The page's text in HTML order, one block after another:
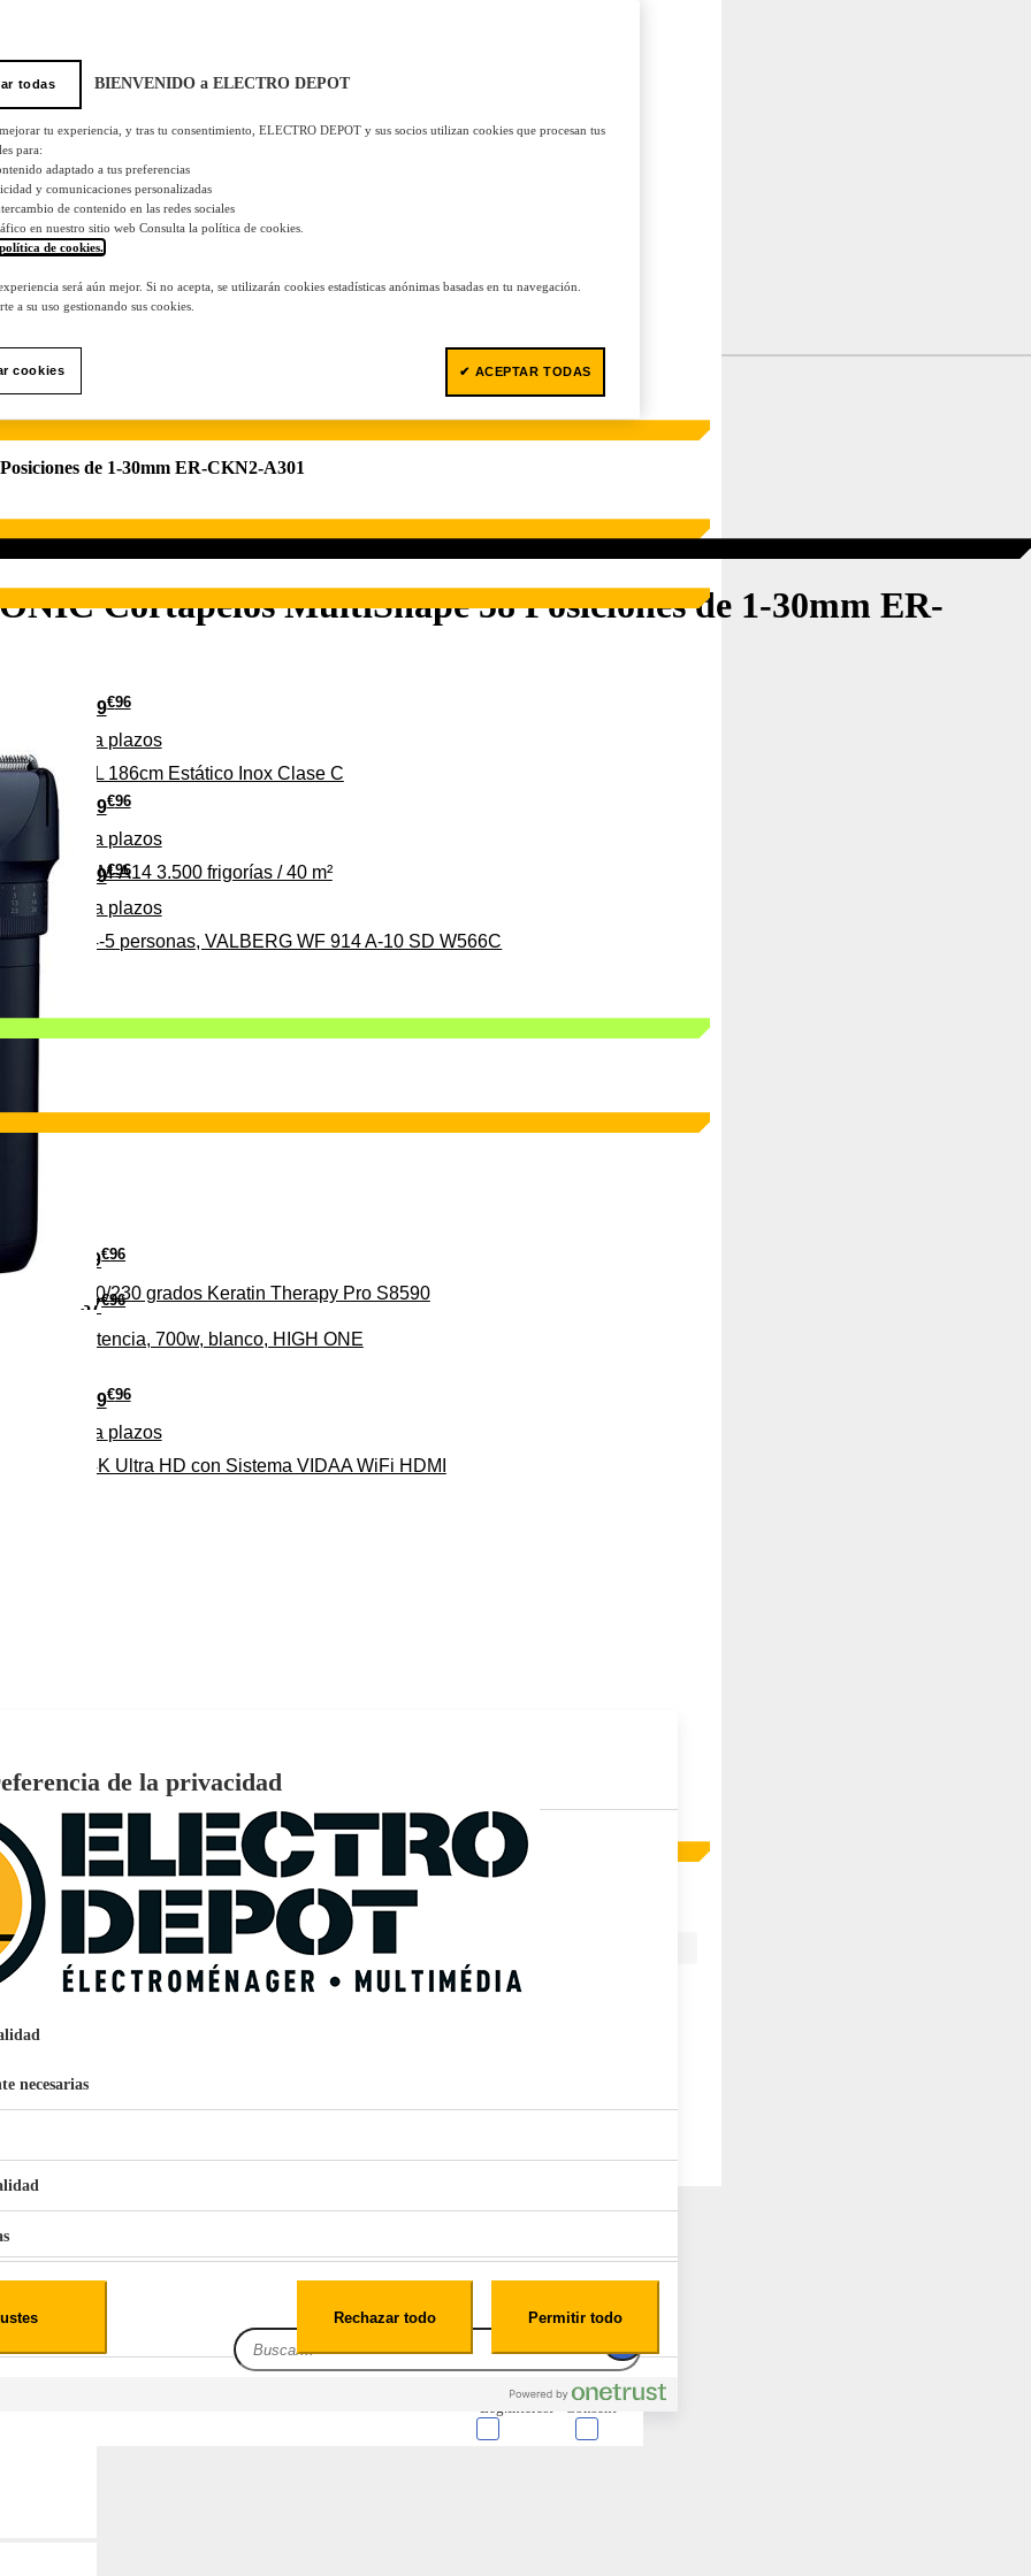
279€96
Pago a plazos
para 4-5 personas, VALBERG WF 914 A-10 SD W566C
349€96
Pago a plazos
315 C 315L 186cm Estático Inox Clase C
37€96
de potencia, 700w, blanco, HIGH ONE
369€96
Pago a plazos
CLIM-A14 3.500 frigorías / 40 m²
1,1L Limpia Sofás Alfombras Coche SP3
29€96
160/230 grados Keratin Therapy Pro S8590
279€96
Pago a plazos
EL 4K Ultra HD con Sistema VIDAA WiFi HDMI
159€ 96
Pago aplazos
EcoTank EPSON ET-2861
de 1-30mm ER-CKN2-A301
Cortapelos MultiShape 58 Posiciones de 1-30mm ER-
todas BIENVENIDO a ELECTRO DEPOT
tu experiencia, y tras tu consentimiento, ELECTRO DEPOT y sus socios utilizan cookies que procesan tus
para:
adaptado a tus preferencias
y comunicaciones personalizadas
de contenido en las redes sociales
en nuestro sitio web Consulta la política de cookies.
de cookies.
será aún mejor. Si no acepta, se utilizarán cookies estadísticas anónimas basadas en tu navegación.
a su uso gestionando sus cookies.
cookies ✔ ACEPTAR TODAS
de la privacidad
necesarias
Consent
Leg.Interest
Rechazar todo Permitir todo